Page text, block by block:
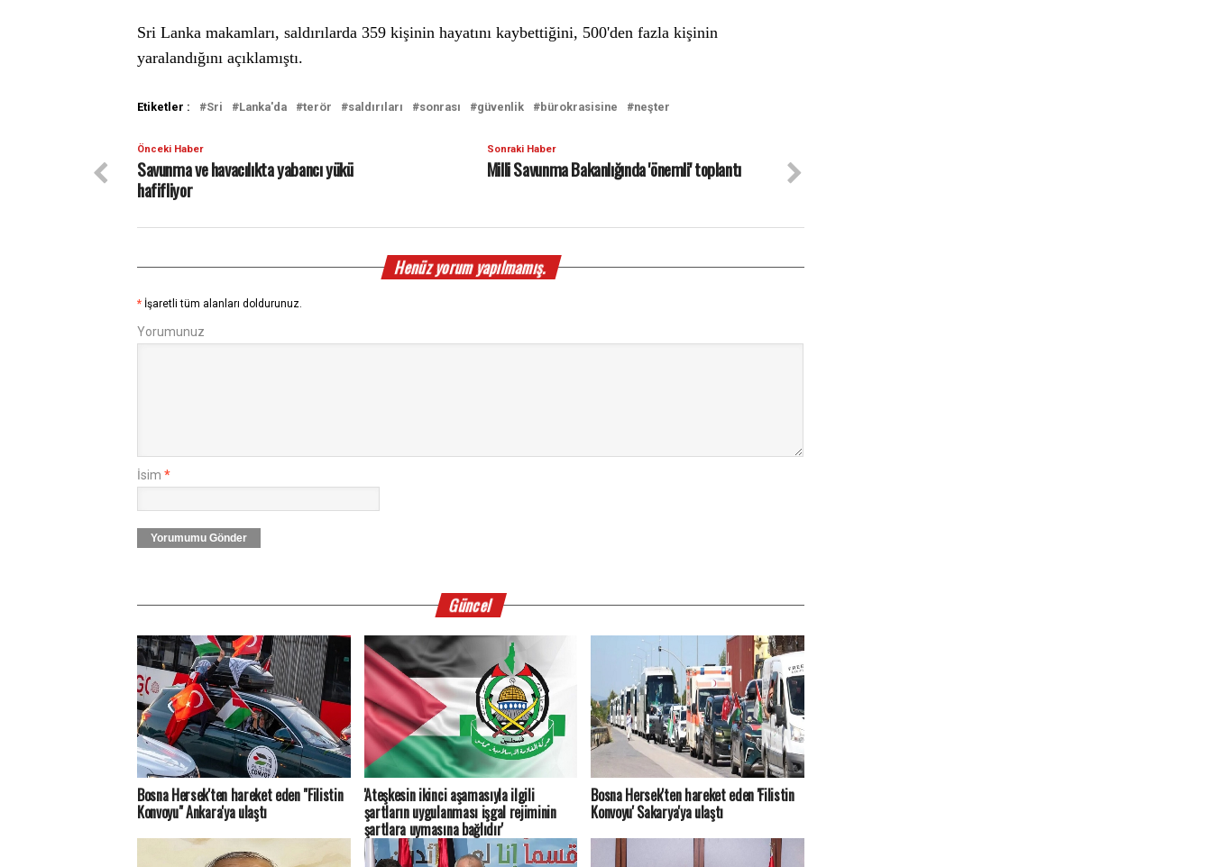
Sri Lanka makamları, saldırılarda 359 kişinin hayatını kaybettiğini, 500'den fazla kişinin
yaralandığını açıklamıştı.
Etiketler : Sri Lanka'da terör saldırıları sonrası güvenlik bürokrasisine neşter
Önceki Haber
Savunma ve havacılıkta yabancı yükü
hafifliyor
Sonraki Haber
Milli Savunma Bakanlığında 'önemli' toplantı
Henüz yorum yapılmamış.
* İşaretli tüm alanları doldurunuz.
Yorumunuz
İsim *
Yorumumu Gönder
Güncel
Bosna Hersek'ten hareket eden "Filistin
Konvoyu" Ankara'ya ulaştı
'Ateşkesin ikinci aşamasıyla ilgili
şartların uygulanması işgal rejiminin
şartlara uymasına bağlıdır'
Bosna Hersek'ten hareket eden 'Filistin
Konvoyu' Sakarya'ya ulaştı